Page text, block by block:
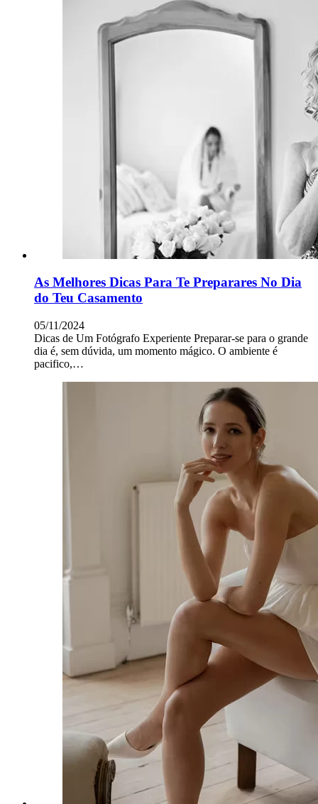
As Melhores Dicas Para Te Preparares No Dia
do Teu Casamento
05/11/2024
Dicas de Um Fotógrafo Experiente Preparar-se para o grande
dia é, sem dúvida, um momento mágico. O ambiente é
pacifico,…